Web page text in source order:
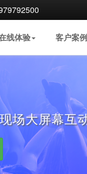
线体验 客户案例
场大屏幕互